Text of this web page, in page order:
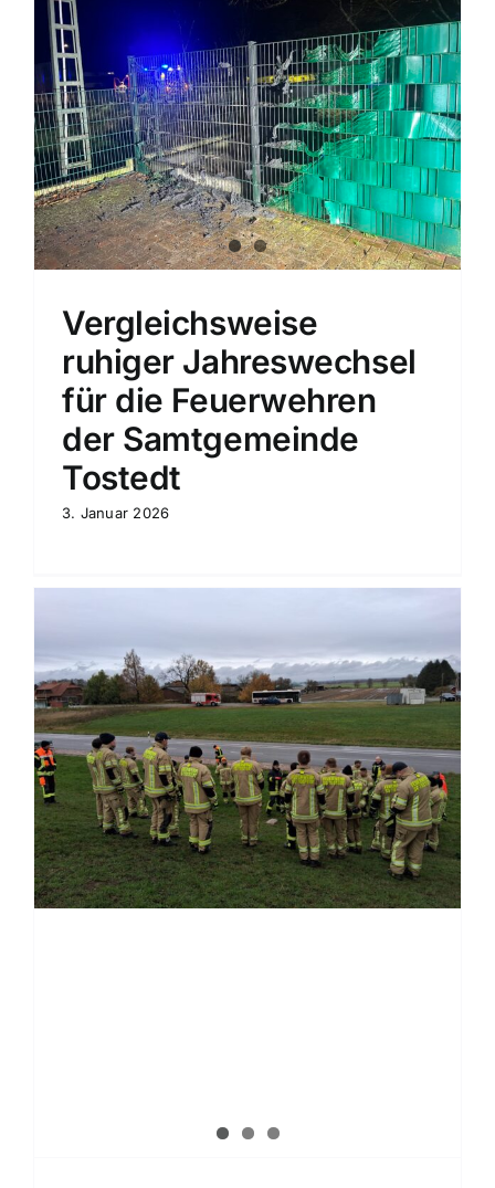
Vergleichsweise
ruhiger Jahreswechsel
für die Feuerwehren
der Samtgemeinde
Tostedt
3. Januar 2026